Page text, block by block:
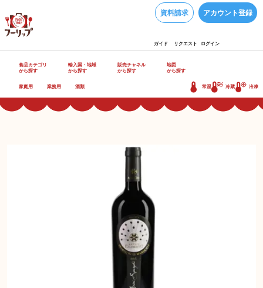
資料請求 アカウント登録
ガイド リクエスト ログイン
食品カテゴリ
から探す
輸入国・地域
から探す
販売チャネル
から探す
地図
から探す
家庭用 業務用 酒類 常温 冷蔵 冷凍